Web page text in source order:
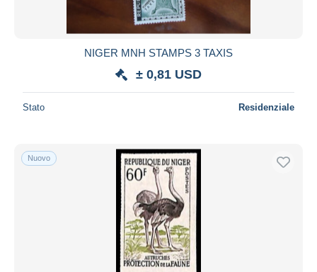
NIGER MNH STAMPS 3 TAXIS
± 0,81 USD
Stato Residenziale
Nuovo